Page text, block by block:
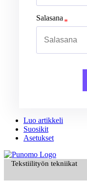
Salasana
Luo artikkeli
Suosikit
Asetukset
Tekstiilityön tekniikat